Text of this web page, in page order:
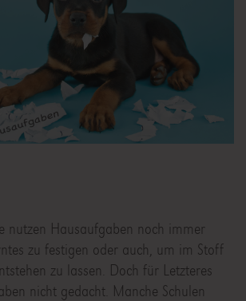
nutzen Hausaufgaben noch immer
zu festigen oder auch, um im Stoff
zu lassen. Doch für Letzteres
nicht gedacht. Manche Schulen